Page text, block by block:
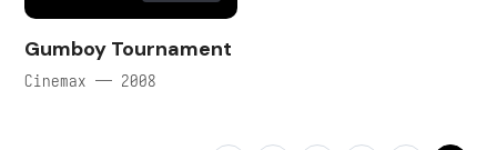
Gumboy Tournament
Cinemax — 2008